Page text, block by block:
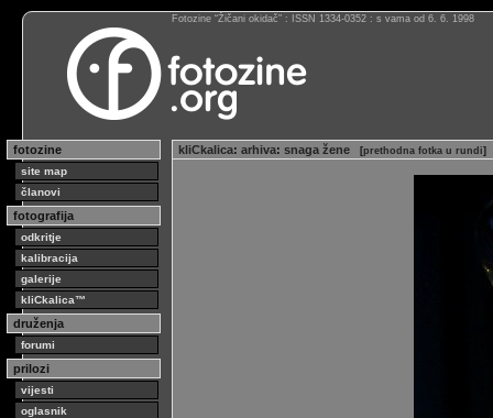
Fotozine “Žičani okidač” : ISSN 1334-0352 : s vama od 6. 6. 1998
fotozine
site map
članovi
fotografija
odkritje
kalibracija
galerije
kliCkalica™
druženja
forumi
prilozi
vijesti
oglasnik
kliCkalica: arhiva: snaga žene [prethodna fotka u rundi]